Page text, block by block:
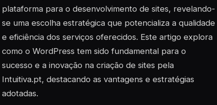
plataforma para o desenvolvimento de sites, revelando-
se uma escolha estratégica que potencializa a qualidade
e eficiência dos serviços oferecidos. Este artigo explora
como o WordPress tem sido fundamental para o
sucesso e a inovação na criação de sites pela
Intuitiva.pt, destacando as vantagens e estratégias
adotadas.